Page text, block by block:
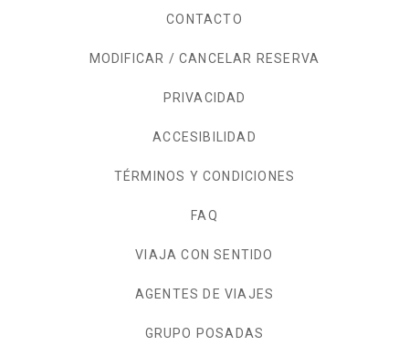
CONTACTO
MODIFICAR / CANCELAR RESERVA
PRIVACIDAD
ACCESIBILIDAD
TÉRMINOS Y CONDICIONES
FAQ
VIAJA CON SENTIDO
AGENTES DE VIAJES
GRUPO POSADAS